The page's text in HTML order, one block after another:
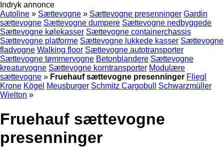
Indryk annonce
Autoline » Sættevogne » Sættevogne presenninger Gardin
sættevogne Sættevogne dumpere Sættevogne nedbyggede
Sættevogne kølekasser Sættevogne containerchassis
Sættevogne platforme Sættevogne lukkede kasser Sættevogne
fladvogne Walking floor Sættevogne autotransporter
Sættevogne tømmervogne Betonblandere Sættevogne
kreaturvogne Sættevogne korntransporter Modulære
sættevogne » Fruehauf sættevogne presenninger Fliegl
Krone Kögel Meusburger Schmitz Cargobull
Schwarzmüller
Wielton »
Fruehauf sættevogne
presenninger